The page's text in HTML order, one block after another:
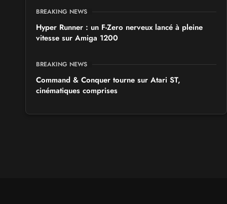
BREAKING NEWS
Hyper Runner : un F-Zero nerveux lancé à pleine
vitesse sur Amiga 1200
BREAKING NEWS
Command & Conquer tourne sur Atari ST,
cinématiques comprises